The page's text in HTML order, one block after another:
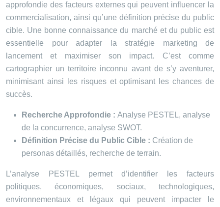
approfondie des facteurs externes qui peuvent influencer la
commercialisation, ainsi qu’une définition précise du public
cible. Une bonne connaissance du marché et du public est
essentielle pour adapter la stratégie marketing de
lancement et maximiser son impact. C’est comme
cartographier un territoire inconnu avant de s’y aventurer,
minimisant ainsi les risques et optimisant les chances de
succès.
Recherche Approfondie : Analyse PESTEL, analyse
de la concurrence, analyse SWOT.
Définition Précise du Public Cible : Création de
personas détaillés, recherche de terrain.
L’analyse PESTEL permet d’identifier les facteurs
politiques, économiques, sociaux, technologiques,
environnementaux et légaux qui peuvent impacter le